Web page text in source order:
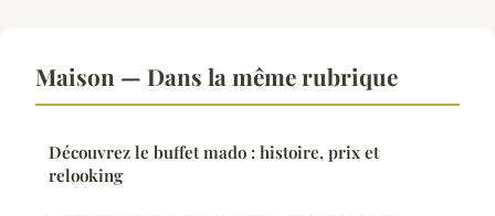
Maison — Dans la même rubrique
Découvrez le buffet mado : histoire, prix et
relooking